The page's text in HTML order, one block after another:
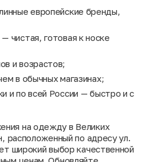
европейские бренды,
— чистая, готовая к носке
и возрастов;
в обычных магазинах;
и по всей России — быстро и с
на одежду в Великих
расположенный по адресу ул.
широкий выбор качественной